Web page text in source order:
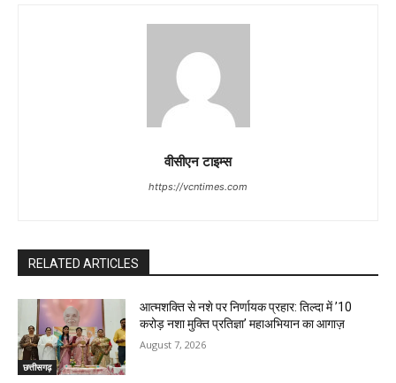
वीसीएन टाइम्स
https://vcntimes.com
RELATED ARTICLES
छत्तीसगढ़
आत्मशक्ति से नशे पर निर्णायक प्रहार: तिल्दा में ’10
करोड़ नशा मुक्ति प्रतिज्ञा’ महाअभियान का आगाज़
August 7, 2026